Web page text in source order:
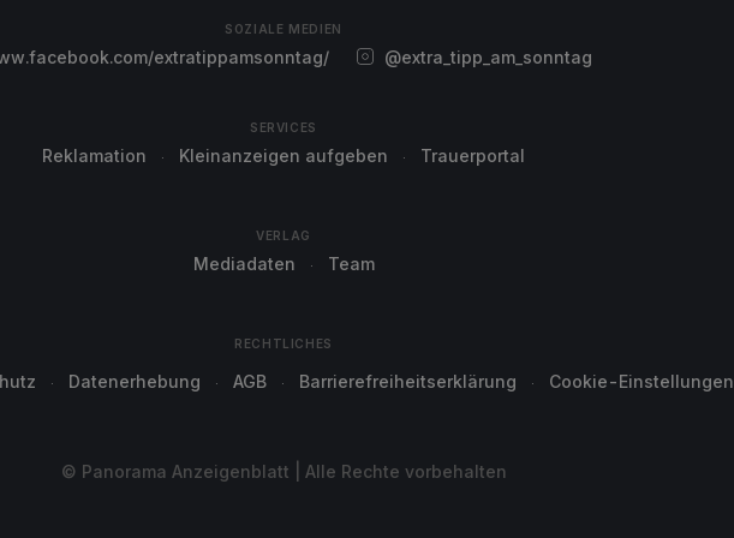
SOZIALE MEDIEN
extratippamsonntag/ @extra_tipp_am_sonntag
SERVICES
Reklamation Kleinanzeigen aufgeben Trauerportal
VERLAG
Mediadaten Team
RECHTLICHES
Datenerhebung AGB Barrierefreiheitserklärung Cookie-Einstellungen
© Panorama Anzeigenblatt | Alle Rechte vorbehalten